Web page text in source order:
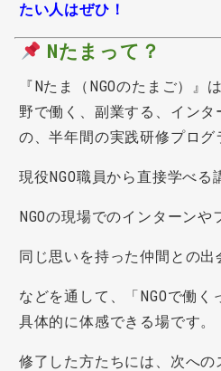
たい人はぜひ！
Nたまって？
『Nたま（NGOのたまご）』
野で働く、副業する、イン
の、半年間の実践研修プログ
現役NGO職員から直接学べる
NGOの現場でのインターンや
同じ思いを持った仲間との出
などを通して、「NGOで働
具体的に体感できる場です。
修了した方たちには、次へ